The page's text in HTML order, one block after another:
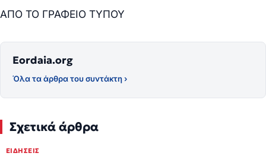
ΑΠΟ ΤΟ ΓΡΑΦΕΙΟ ΤΥΠΟΥ
Eordaia.org
Όλα τα άρθρα του συντάκτη ›
Σχετικά άρθρα
ΕΙΔΉΣΕΙΣ